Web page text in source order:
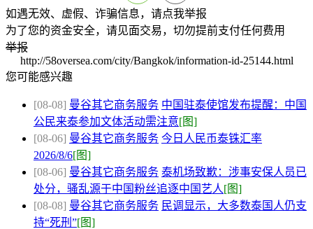
如遇无效、虚假、诈骗信息，请点我举报
为了您的资金安全，请见面交易，切勿提前支付任何费用
举报
http://58oversea.com/city/Bangkok/information-id-25144.html
您可能感兴趣
[08-08] 曼谷其它商务服务 中国驻泰使馆发布提醒：中国
公民来泰参加文体活动需注意[图]
[08-06] 曼谷其它商务服务 今日人民币泰铢汇率
2026/8/6[图]
[08-06] 曼谷其它商务服务 泰机场致歉：涉事安保人员已
处分，骚乱源于中国粉丝追逐中国艺人[图]
[08-08] 曼谷其它商务服务 民调显示，大多数泰国人仍支
持“死刑”[图]